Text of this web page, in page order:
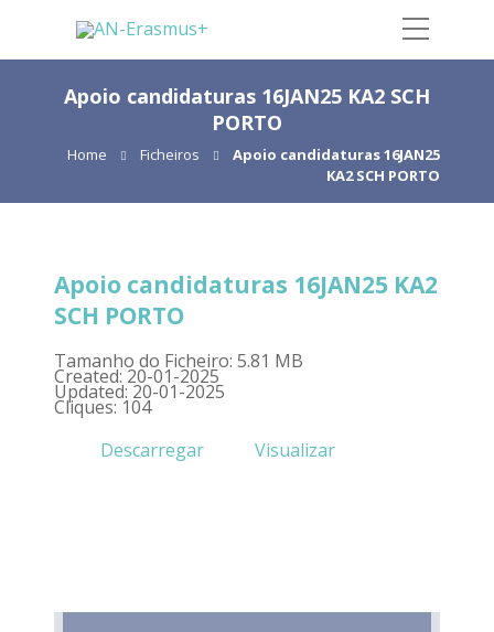
Apoio candidaturas 16JAN25 KA2 SCH
PORTO
Home Ficheiros
Apoio candidaturas 16JAN25
KA2 SCH PORTO
Apoio candidaturas 16JAN25 KA2
SCH PORTO
Tamanho do Ficheiro: 5.81 MB
Created: 20-01-2025
Updated: 20-01-2025
Cliques: 104
Descarregar
Visualizar